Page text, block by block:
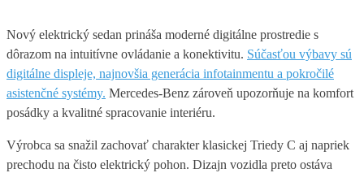
Nový elektrický sedan prináša moderné digitálne prostredie s
dôrazom na intuitívne ovládanie a konektivitu. Súčasťou výbavy sú
digitálne displeje, najnovšia generácia infotainmentu a pokročilé
asistenčné systémy. Mercedes-Benz zároveň upozorňuje na komfort
posádky a kvalitné spracovanie interiéru.
Výrobca sa snažil zachovať charakter klasickej Triedy C aj napriek
prechodu na čisto elektrický pohon. Dizajn vozidla preto ostáva